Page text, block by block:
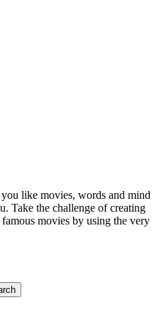
like movies, words and mind
Take the challenge of creating
movies by using the very